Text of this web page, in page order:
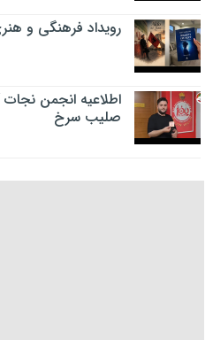
رویداد فرهنگی و هنری ویژه –
اطلاعیه انجمن نجات
صلیب سرخ